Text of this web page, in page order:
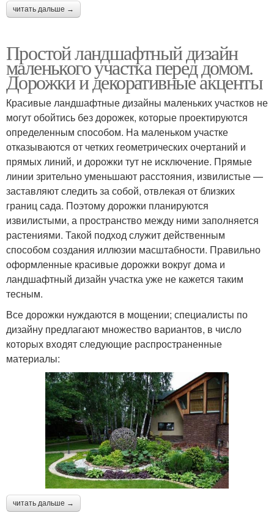
читать дальше →
Простой ландшафтный дизайн
маленького участка перед домом.
Дорожки и декоративные акценты
Красивые ландшафтные дизайны маленьких участков не
могут обойтись без дорожек, которые проектируются
определенным способом. На маленьком участке
отказываются от четких геометрических очертаний и
прямых линий, и дорожки тут не исключение. Прямые
линии зрительно уменьшают расстояния, извилистые —
заставляют следить за собой, отвлекая от близких
границ сада. Поэтому дорожки планируются
извилистыми, а пространство между ними заполняется
растениями. Такой подход служит действенным
способом создания иллюзии масштабности. Правильно
оформленные красивые дорожки вокруг дома и
ландшафтный дизайн участка уже не кажется таким
тесным.
Все дорожки нуждаются в мощении; специалисты по
дизайну предлагают множество вариантов, в число
которых входят следующие распространенные
материалы:
читать дальше →